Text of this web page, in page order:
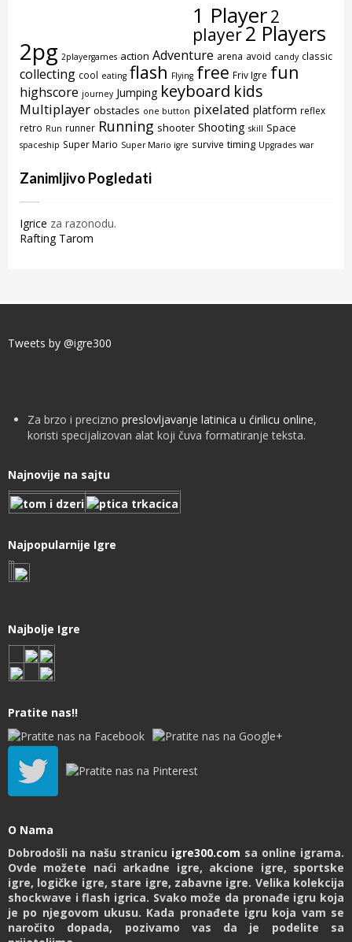
1 Player2
player2 Players
2pg 2playergames action Adventure arena avoid candy classic
collecting cool eating flash Flying free Friv Igre fun
highscore journey Jumping keyboard kids
Multiplayer obstacles one button pixelated platform reflex
retro Run runner Running shooter Shooting skill Space
spaceship Super Mario Super Mario igre survive timing Upgrades war
Zanimljivo Pogledati
Igrice za razonodu.
Rafting Tarom
Tweets by @igre300
Za brzo i precizno preslovljavanje latinica u ćirilicu online,
koristi specijalizovan alat koji čuva formatiranje teksta.
Najnovije na sajtu
Najpopularnije Igre
Najbolje Igre
Pratite nas!!
O Nama
Dobrodošli na našu stranicu igre300.com sa online igrama.
Ovde možete naći arkadne igre, akcione igre, sportske
igre, logičke igre, stare igre, zabavne igre. Velika kolekcija
shockwave i flash igrica. Svako može da pronađe igru koja
je po njegovom ukusu. Kada pronađete igru koja vam se
naročito dopada, pozivamo vas da je podelite sa